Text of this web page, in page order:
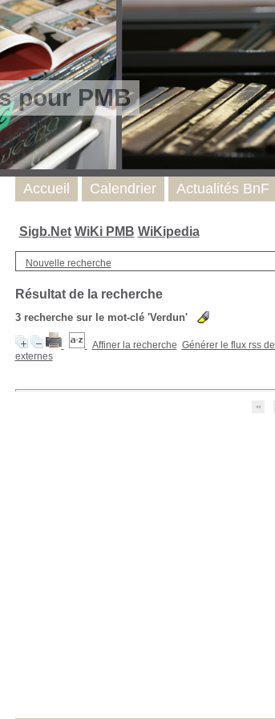
pour PMB
Sigb.Net WiKi PMB WiKipedia
Nouvelle recherche
Résultat de la recherche
3recherche sur le mot-clé 'Verdun'
Affiner la recherche Générer le flux rss
externes
Accueil Calendrier Actualités BnF